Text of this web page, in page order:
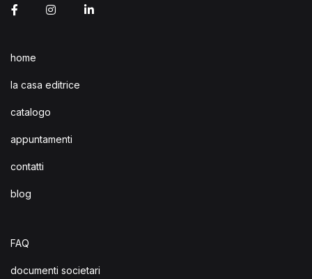
home
la casa editrice
catalogo
appuntamenti
contatti
blog
FAQ
documenti societari